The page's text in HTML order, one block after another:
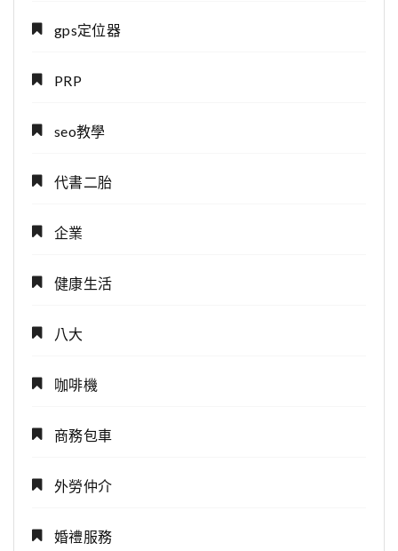
gps定位器
PRP
seo教學
代書二胎
企業
健康生活
八大
咖啡機
商務包車
外勞仲介
婚禮服務